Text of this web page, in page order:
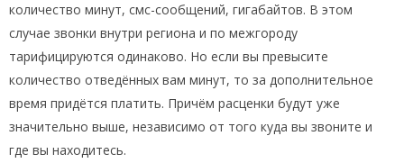
количество минут, смс-сообщений, гигабайтов. В этом
случае звонки внутри региона и по межгороду
тарифицируются одинаково. Но если вы превысите
количество отведённых вам минут, то за дополнительное
время придётся платить. Причём расценки будут уже
значительно выше, независимо от того куда вы звоните и
где вы находитесь.